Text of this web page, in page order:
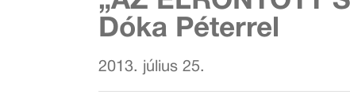
Dóka Péterrel
2013. július 25.